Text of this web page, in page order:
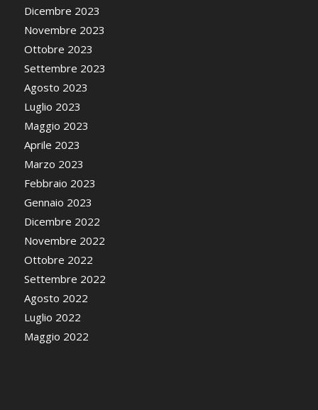
Dicembre 2023
Novembre 2023
Ottobre 2023
Settembre 2023
Agosto 2023
Luglio 2023
Maggio 2023
Aprile 2023
Marzo 2023
Febbraio 2023
Gennaio 2023
Dicembre 2022
Novembre 2022
Ottobre 2022
Settembre 2022
Agosto 2022
Luglio 2022
Maggio 2022